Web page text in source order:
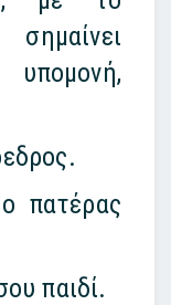
υπομονή,
πατέρας
παιδί.